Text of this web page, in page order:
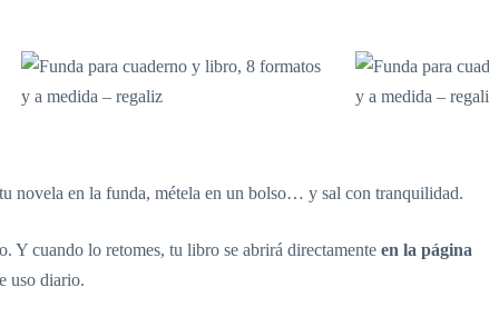
novela en la funda, métela en un bolso… y sal con tranquilidad.
Y cuando lo retomes, tu libro se abrirá directamente en la página
uso diario.